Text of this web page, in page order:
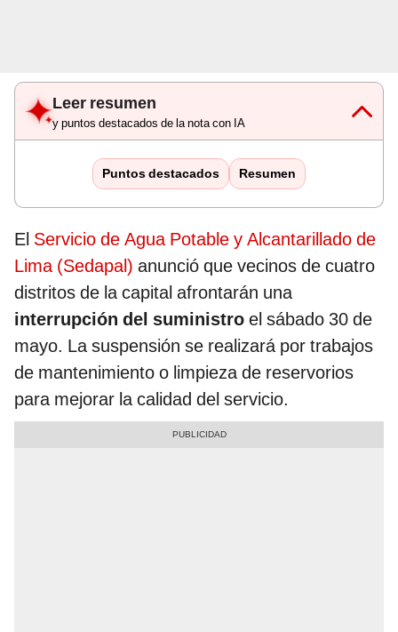
Leer resumen
y puntos destacados de la nota con IA
Puntos destacados Resumen
El Servicio de Agua Potable y Alcantarillado de
Lima (Sedapal) anunció que vecinos de cuatro
distritos de la capital afrontarán una
interrupción del suministro el sábado 30 de
mayo. La suspensión se realizará por trabajos
de mantenimiento o limpieza de reservorios
para mejorar la calidad del servicio.